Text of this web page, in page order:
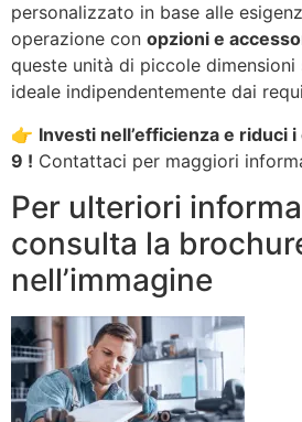
personalizzato in base alle
operazione con opzioni e
queste unità di piccole dimensioni
ideale indipendentemente dai
👉 Investi nell’efficienza e riduci
9 ! Contattaci per maggiori
Per ulteriori
consulta la
nell’immagine